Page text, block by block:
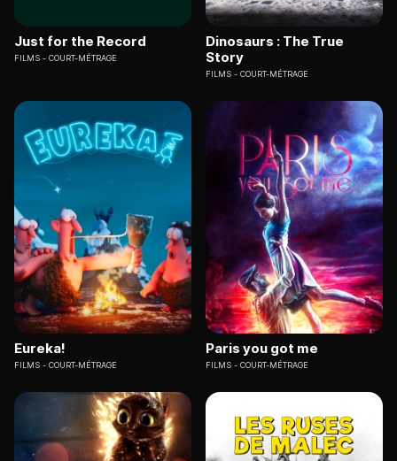
Just for the Record
FILMS COURT-MÉTRAGE
Dinosaurs : The True
Story
FILMS COURT-MÉTRAGE
Eureka!
FILMS COURT-MÉTRAGE
Paris you got me
FILMS COURT-MÉTRAGE